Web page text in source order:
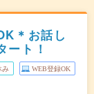
＊お話し
ート！
み WEB登録OK